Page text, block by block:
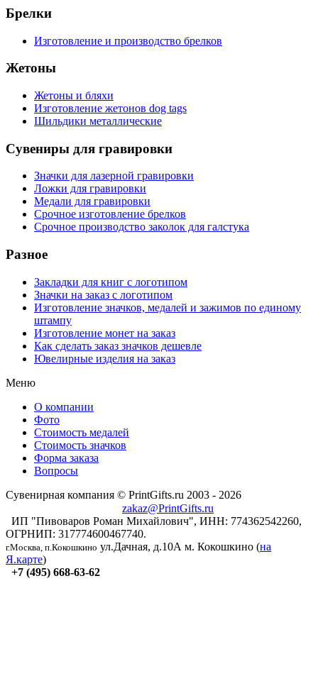
Брелки
Изготовление и производство брелков
Жетоны
Жетоны и бляхи
Изготовление жетонов dog tags
Шильдики металлические
Сувениры для гравировки
Значки для лазерной гравировки
Ложки для гравировки
Медали для гравировки
Срочное изготовление брелков
Срочное производство заколок для галстука
Разное
Закладки для книг с логотипом
Значки на заказ с логотипом
Изготовление значков, медалей и зажимов по единому
штампу
Изготовление монет на заказ
Как сделать заказ значков дешевле
Ювелирные изделия на заказ
Меню
О компании
Фото
Стоимость медалей
Стоимость значков
Форма заказа
Вопросы
Сувенирная компания © PrintGifts.ru 2003 - 2026
zakaz@PrintGifts.ru
ИП "Пивоваров Роман Михайлович", ИНН: 774362542260,
ОГРНИП: 317774600467740.
г.Москва, п.Кокошкино ул.Дачная, д.10А м. Кокошкино (на
Я.карте)
+7 (495) 668-63-62